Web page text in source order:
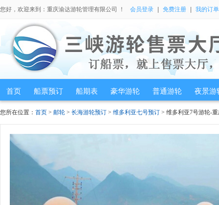
您好，欢迎来到：重庆渝达游轮管理有限公司 ！ 会员登录 免费注册 我的订单
首页 船票预订 船期表 豪华游轮 普通游轮 夜景游
您所在位置： 首页 > 邮轮 > 长海游轮预订 > 维多利亚七号预订 > 维多利亚7号游轮-